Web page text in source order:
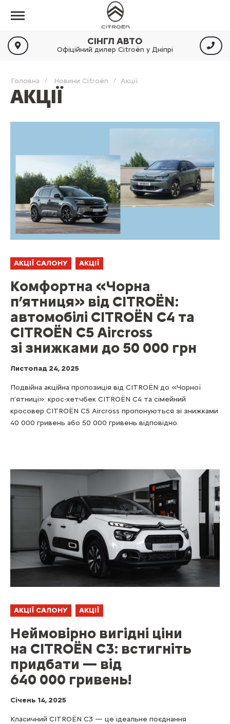
СІНГЛ АВТО
Офіційний дилер Citroën у Дніпрі
Головна Новини Citroën Акції
АКЦІЇ
АКЦІЇ САЛОНУ АКЦІЇ
Комфортна «Чорна
п’ятниця» від CITROЁN:
автомобілі CITROЁN C4 та
CITROЁN C5 Aircross
зі знижками до 50 000 грн
Листопад 24, 2025
Подвійна акційна пропозиція від CITROЁN до «Чорної
п’ятниці»: крос-хетчбек CITROЁN C4 та сімейний
кросовер CITROЁN C5 Aircross пропонуються зі знижками
40 000 гривень або 50 000 гривень відповідно.
АКЦІЇ САЛОНУ АКЦІЇ
Неймовірно вигідні ціни
на CITROЁN C3: встигніть
придбати — від
640 000 гривень!
Cічень 14, 2025
Класичний CITROЁN С3 — це ідеальне поєднання